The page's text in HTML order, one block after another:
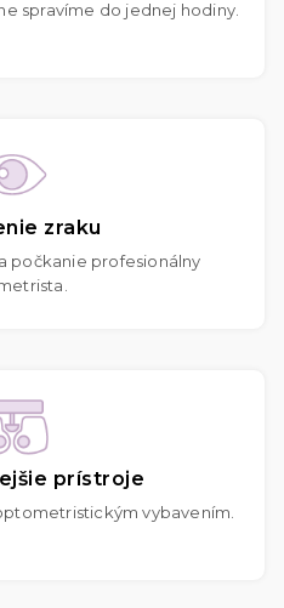
spravíme do jednej hodiny.
zraku
počkanie profesionálny
prístroje
vybavením.